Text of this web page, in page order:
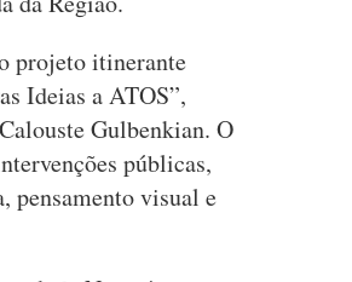
projeto itinerante
Ideias a ATOS”,
Gulbenkian. O
públicas,
pensamento visual e